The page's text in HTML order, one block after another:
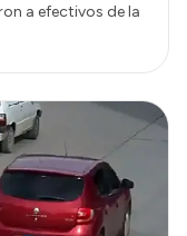
a efectivos de la